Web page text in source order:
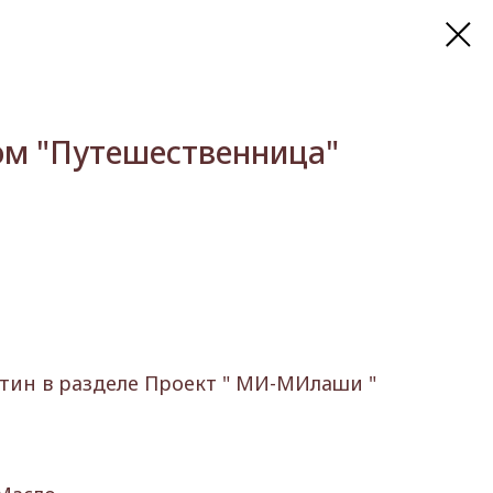
"Путешественница"
в разделе Проект " МИ-МИлаши "